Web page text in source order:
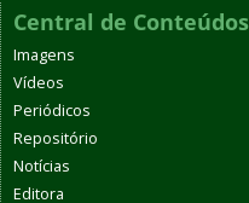
Central de Conteúdos
Imagens
Vídeos
Periódicos
Repositório
Notícias
Editora